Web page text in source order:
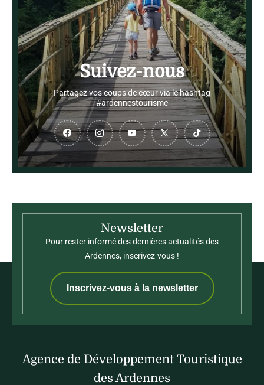
Suivez-nous
Partagez vos coups de cœur via le hashtag
#ardennestourisme
Suivez-nous sur Facebook
Suivez-nous sur Instagram
Suivez-nous sur Youtube
Suivez-nous sur
Suivez-nous
Newsletter
Pour rester informé des dernières actualités des
Ardennes, inscrivez-vous !
Inscrivez-vous à la newsletter
Agence de Développement Touristique
des Ardennes